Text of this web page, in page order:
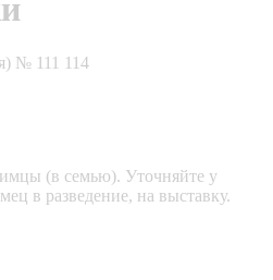
№ 111 114
(в семью). Уточняйте у
в разведение, на выставку.